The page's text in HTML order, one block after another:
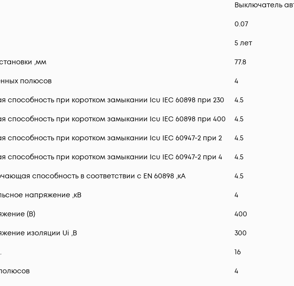
Выключатель
0.07
5 лет
,мм 77.8
полюсов 4
способность при коротком замыкании Icu IEC 60898 при 230 4.5
способность при коротком замыкании Icu IEC 60898 при 400 4.5
способность при коротком замыкании Icu IEC 60947-2 при 2 4.5
способность при коротком замыкании Icu IEC 60947-2 при 4 4.5
способность в соответствии с EN 60898 ,кА 4.5
напряжение ,кВ 4
(В) 400
изоляции Ui ,В 300
16
4